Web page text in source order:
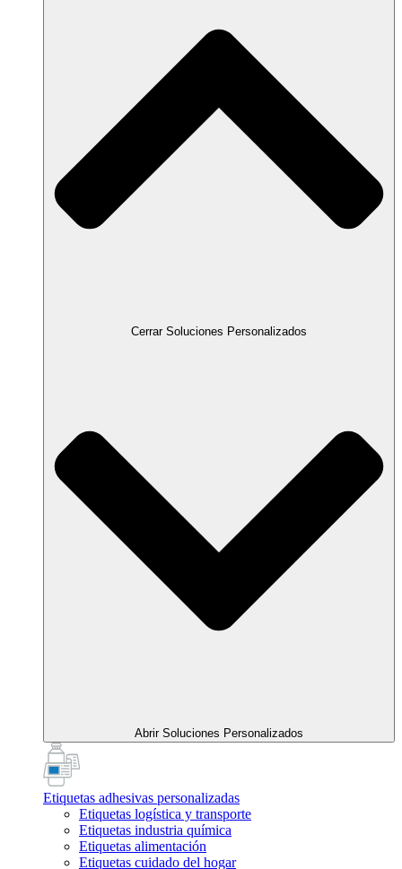
Cerrar Soluciones Personalizados
Abrir Soluciones Personalizados
Etiquetas adhesivas personalizadas
Etiquetas logística y transporte
Etiquetas industria química
Etiquetas alimentación
Etiquetas cuidado del hogar